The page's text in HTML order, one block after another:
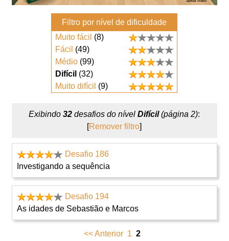
Filtro por nível de dificuldade
Muito fácil (8)
Fácil (49)
Médio(99)
Difícil (32)
Muito difícil (9)
Exibindo32 desafios do nívelDifícil (página 2):
[Remover filtro]
Desafio 186
Investigando a sequência
Desafio 194
As idades de Sebastião e Marcos
<< Anterior 1 2